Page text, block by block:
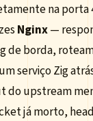
na
Nginx—
de borda,
serviço Zig
upstream
já morto,